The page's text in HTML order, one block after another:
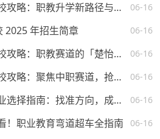
06-16
湖南中考普高线下生择校攻略：职教升学新路径与热门院校解析
06-16
2025 年招生简章
06-16
湖南中考普高线下生择校攻略：职教赛道的「楚怡」机遇与突围路径
06-16
湖南中考普高线下生择校攻略：聚焦中职赛道，抢占升学就业先机
06-16
湖南中考普高线下生专业选择指南：找准方向，成就未来
06-16
！职业教育弯道超车全指南